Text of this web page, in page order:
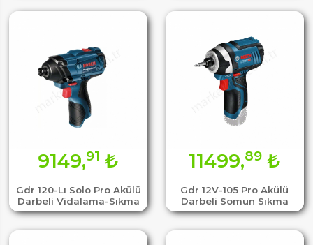
Gdr 120-Lı Solo Pro Akülü
Darbeli Vidalama-Sıkma
9149,91 ₺
Gdr 12V-105 Pro Akülü
Darbeli Somun Sıkma
11499,89₺